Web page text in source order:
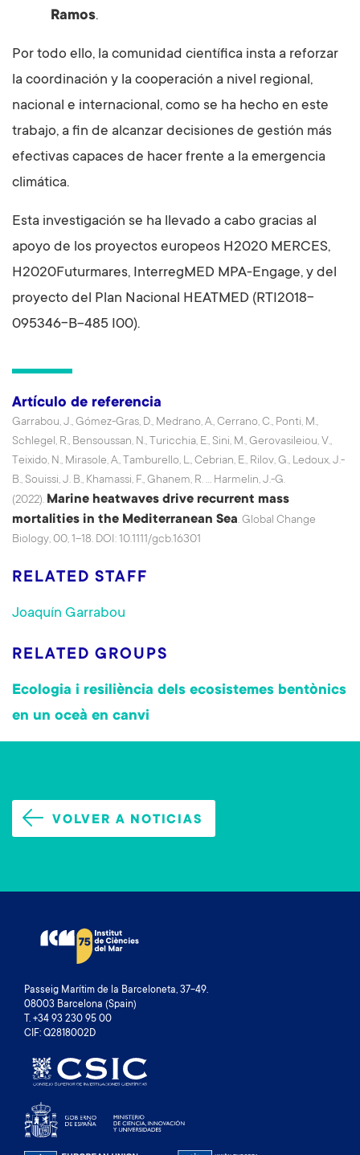
Ramos.
Por todo ello, la comunidad científica insta a reforzar
la coordinación y la cooperación a nivel regional,
nacional e internacional, como se ha hecho en este
trabajo, a fin de alcanzar decisiones de gestión más
efectivas capaces de hacer frente a la emergencia
climática.
Esta investigación se ha llevado a cabo gracias al
apoyo de los proyectos europeos H2020 MERCES,
H2020Futurmares, InterregMED MPA-Engage, y del
proyecto del Plan Nacional HEATMED (RTI2018-
095346-B-485 I00).
Artículo de referencia
Garrabou, J., Gómez-Gras, D., Medrano, A., Cerrano, C., Ponti, M.,
Schlegel, R., Bensoussan, N., Turicchia, E., Sini, M., Gerovasileiou, V.,
Teixido, N., Mirasole, A., Tamburello, L., Cebrian, E., Rilov, G., Ledoux, J.-
B., Souissi, J. B., Khamassi, F., Ghanem, R. … Harmelin, J.-G.
(2022). Marine heatwaves drive recurrent mass
mortalities in the Mediterranean Sea. Global Change
Biology, 00, 1–18. DOI: 10.1111/gcb.16301
RELATED STAFF
Joaquín Garrabou
RELATED GROUPS
Ecologia i resiliència dels ecosistemes bentònics
en un oceà en canvi
VOLVER A NOTICIAS
Passeig Marítim de la Barceloneta, 37-49.
08003 Barcelona (Spain)
T. +34 93 230 95 00
CIF: Q2818002D